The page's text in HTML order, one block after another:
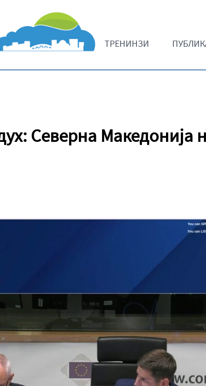
ТРЕНИНЗИ
Северна Македонија